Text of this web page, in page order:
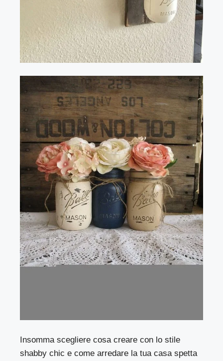
Insomma scegliere cosa creare con lo stile
shabby chic e come arredare la tua casa spetta